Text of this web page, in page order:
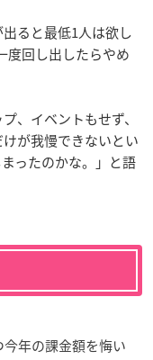
ると最低1人は欲し
度回し出したらやめ
、イベントもせず、
が我慢できないとい
ったのかな。」と語
年の課金額を悔い